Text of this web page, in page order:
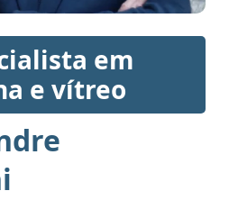
em
e vítreo